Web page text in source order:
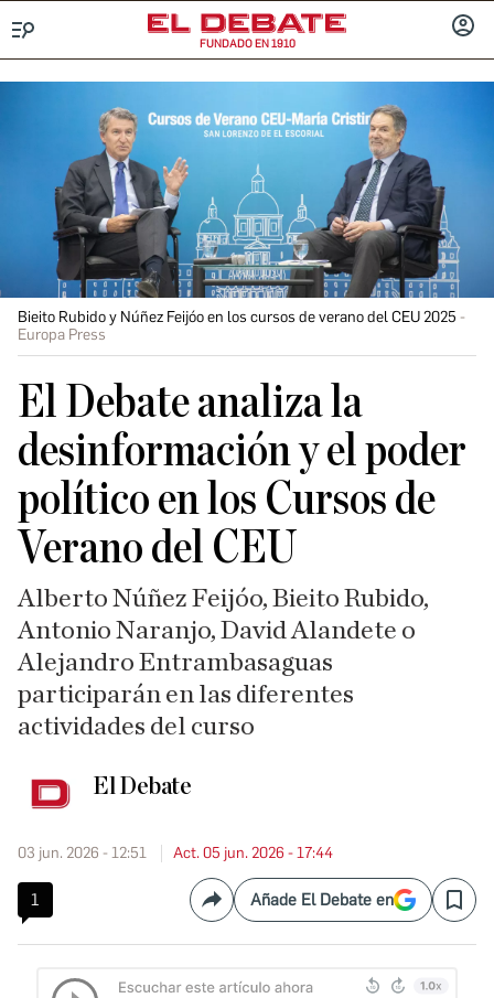
FUNDADO EN 1910
Bieito Rubido y Núñez Feijóo en los cursos de verano del CEU 2025
Europa Press
El Debate analiza la
desinformación y el poder
político en los Cursos de
Verano del CEU
Alberto Núñez Feijóo, Bieito Rubido,
Antonio Naranjo, David Alandete o
Alejandro Entrambasaguas
participarán en las diferentes
actividades del curso
El Debate
03 jun. 2026 - 12:51 Act. 05 jun. 2026 - 17:44
1 CompartirAñade El Debate en Save